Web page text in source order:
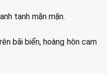
tanh mặn mặn.
bãi biển, hoàng hôn cam